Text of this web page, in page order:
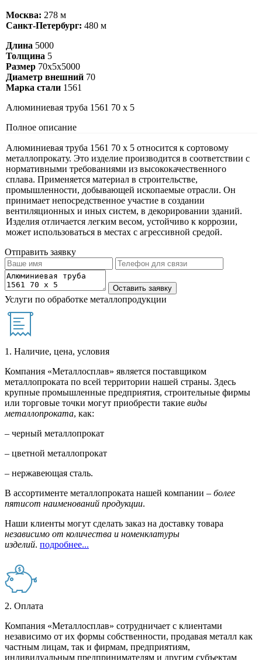
Москва: 278 м
Санкт-Петербург: 480 м
Длина 5000
Толщина 5
Размер 70х5х5000
Диаметр внешний 70
Марка стали 1561
Алюминиевая труба 1561 70 х 5
Полное описание
Алюминиевая труба 1561 70 х 5 относится к сортовому
металлопрокату. Это изделие производится в соответствии с
нормативными требованиями из высококачественного
сплава. Применяется материал в строительстве,
промышленности, добывающей ископаемые отрасли. Он
принимает непосредственное участие в создании
вентиляционных и иных систем, в декорировании зданий.
Изделия отличается легким весом, устойчиво к коррозии,
может использоваться в местах с агрессивной средой.
Отправить заявку
Услуги по обработке металлопродукции
1. Наличие, цена, условия
Компания «Металлосплав» является поставщиком
металлопроката по всей территории нашей страны. Здесь
крупные промышленные предприятия, строительные фирмы
или торговые точки могут приобрести такие виды
металлопроката, как:
– черный металлопрокат
– цветной металлопрокат
– нержавеющая сталь.
В ассортименте металлопроката нашей компании – более
пятисот наименований продукции.
Наши клиенты могут сделать заказ на доставку товара
независимо от количества и номенклатуры
изделий. подробнее...
2. Оплата
Компания «Металлосплав» сотрудничает с клиентами
независимо от их формы собственности, продавая металл как
частным лицам, так и фирмам, предприятиям,
индивидуальным предпринимателям и другим субъектам